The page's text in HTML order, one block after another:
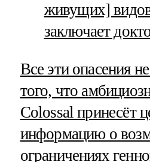
живущих]
заключает
Все эти опасения
того, что
Colossal принесёт
информацию о
ограничениях